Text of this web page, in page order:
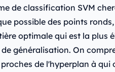
de classification SVM
possible des points
optimale qui est la plus
généralisation. On
de l'hyperplan à qui